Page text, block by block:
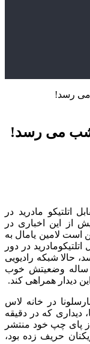
می رسد!
می رسد!
اتلتیکو مادرید در
این اخباری در
است لامین یامال به
در دور
حالا شبکه رادیویی
«کوپه» اسپانیا خبر می‌ دهد که این بال ۱۷ ساله وضعیتش خوب
دیدار همراهی کند.
شب بارسلونا در خانه لاس‌
دیداری که در دقیقه
پای چپ خود منتشر
حریف زده بود،